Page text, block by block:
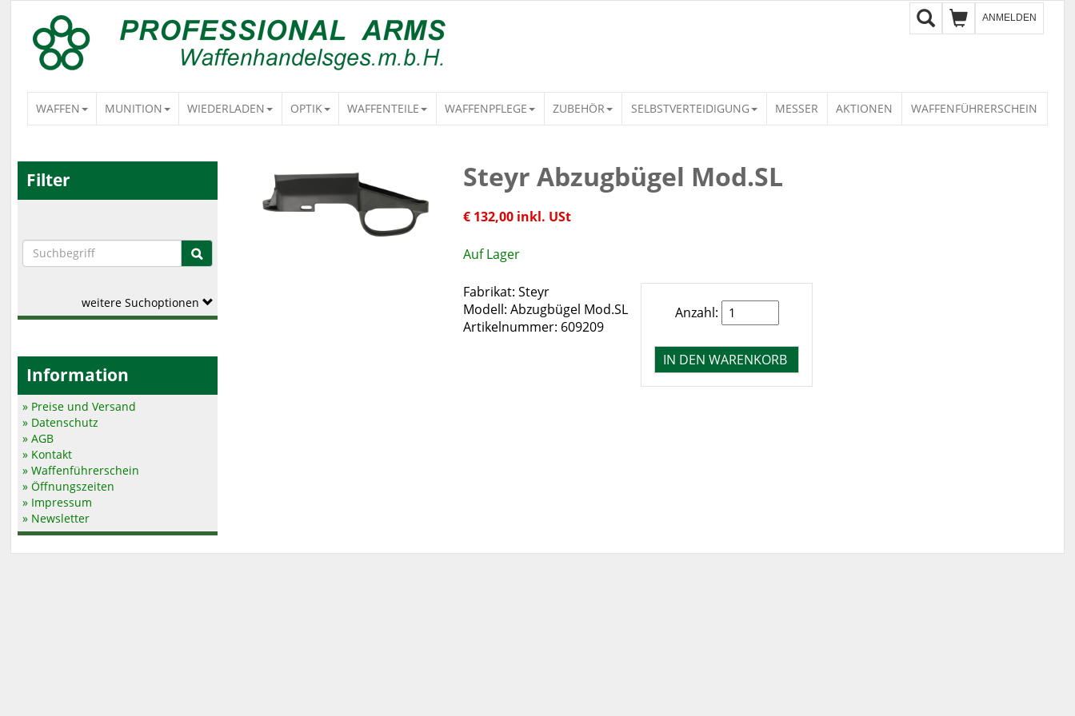
ANMELDEN
WAFFEN MUNITION WIEDERLADEN OPTIK WAFFENTEILE WAFFENPFLEGE ZUBEHÖR SELBSTVERTEIDIGUNG MESSER AKTIONEN WAFFENFÜHRERSCHEIN
Filter
weitere Suchoptionen
Information
» Preise und Versand
» Datenschutz
» AGB
» Kontakt
» Waffenführerschein
» Öffnungszeiten
» Impressum
» Newsletter
Steyr Abzugbügel Mod.SL
€ 132,00 inkl. USt
Auf Lager
Fabrikat: Steyr
Modell: Abzugbügel Mod.SL
Artikelnummer: 609209
Anzahl: